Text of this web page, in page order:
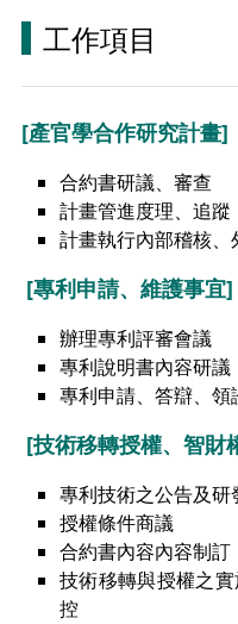
工作項目
[產官學合作研究計畫]
合約書研議、審查
計畫管進度理、追蹤
計畫執行內部稽核、
[專利申請、維護事宜]
辦理專利評審會議
專利說明書內容研議
專利申請、答辯、
[技術移轉授權、智財
專利技術之公告及研
授權條件商議
合約書內容內容制訂
技術移轉與授權之
控